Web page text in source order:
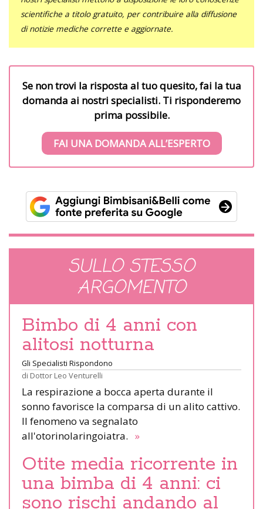
scientifiche a titolo gratuito, per contribuire alla diffusione
di notizie mediche corrette e aggiornate.
Se non trovi la risposta al tuo quesito, fai la tua
domanda ai nostri specialisti. Ti risponderemo
prima possibile.
FAI UNA DOMANDA ALL’ESPERTO
SULLO STESSO
ARGOMENTO
Bimbo di 4 anni con
alitosi notturna
Gli Specialisti Rispondono
di Dottor Leo Venturelli
La respirazione a bocca aperta durante il
sonno favorisce la comparsa di un alito cattivo.
Il fenomeno va segnalato
all'otorinolaringoiatra. »
Otite media ricorrente in
una bimba di 4 anni: ci
sono rischi andando al